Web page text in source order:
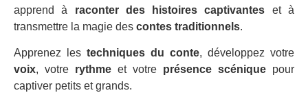
apprend à raconter des histoires captivantes et à
transmettre la magie des contes traditionnels.
Apprenez les techniques du conte, développez votre
voix, votre rythme et votre présence scénique pour
captiver petits et grands.